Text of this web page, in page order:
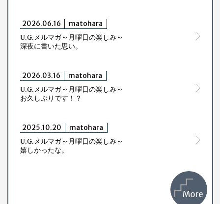
2026.06.16 matohara
U.G.メルマガ～月曜日の楽しみ～
深夜に書いた思い。
2026.03.16 matohara
U.G.メルマガ～月曜日の楽しみ～
お久しぶりです！？
2025.10.20 matohara
U.G.メルマガ～月曜日の楽しみ～
嬉しかったな。